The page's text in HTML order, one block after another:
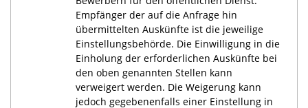
Empfänger der auf die Anfrage hin
übermittelten Auskünfte ist die jeweilige
Einstellungsbehörde. Die Einwilligung in die
Einholung der erforderlichen Auskünfte bei
den oben genannten Stellen kann
verweigert werden. Die Weigerung kann
jedoch gegebenenfalls einer Einstellung in